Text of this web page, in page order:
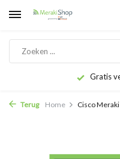
Gratis
Terug Home Cisco